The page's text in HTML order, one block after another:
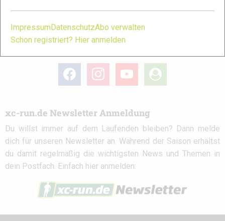
facebook instagram youtube
user-
circle
xc-run.de Newsletter Anmeldung
Du willst immer auf dem Laufenden bleiben? Dann melde
dich für unseren Newsletter an. Während der Saison erhältst
du damit regelmäßig die wichtigsten News und Themen in
dein Postfach. Einfach hier anmelden:
ImpressumDatenschutzAbo verwalten
Schon registriert? Hier anmelden